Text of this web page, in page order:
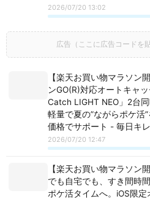
2026/07/20 13:02
広告（ここに広告コードを
【楽天お買い物マラソン
ンGO(R)対応オートキャ
Catch LIGHT NEO」2台
軽量で夏の”ながらポケ活
価格でサポート - 毎日キ
2026/07/20 12:47
【楽天お買い物マラソン
でも自宅でも、すき間時
ポケ活タイムへ。iOS限定